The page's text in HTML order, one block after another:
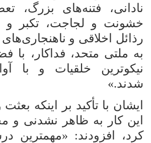
نادانی، فتنه‌های بزرگ،
خشونت و لجاجت، تکبر و
رذائل اخلاقی و
به ملتی متحد، فداکار، با
نیکوترین خلقیات و با
شدند.»
ایشان با تأکید بر اینکه
این کار به ظاهر نشدنی و
کرد، افزودند: «مهمترین